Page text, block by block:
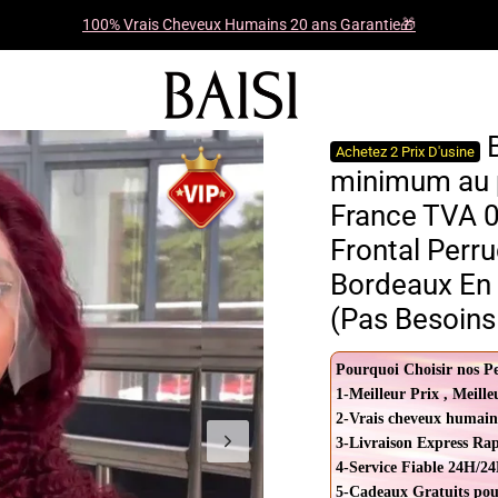
100% Vrais Cheveux Humains 20 ans Garantie🎁
Achetez 2 Prix D'usine
minimum au
France TVA
Frontal
Bordeaux
(Pas
Pourquoi Choisir nos
1-Meilleur Prix ,
2-Vrais cheveux
3-Livraison Express
4-Service Fiable 24H/
5-Cadeaux Gratuits